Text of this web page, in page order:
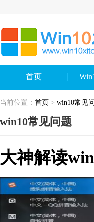
首页
当前位置： 首页 > win10常见
win10常见问题
大神解读